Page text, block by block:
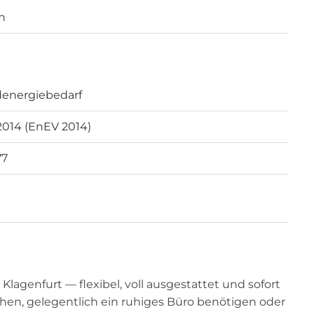
(EnEV 2014)
— flexibel, voll ausgestattet und sofort
gelegentlich ein ruhiges Büro benötigen oder